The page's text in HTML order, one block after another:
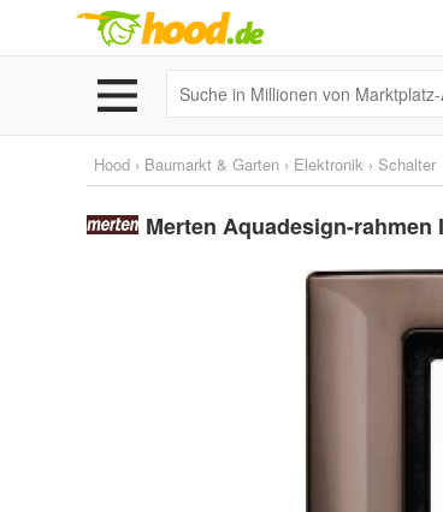
Hood › Baumarkt & Garten › Elektronik › Schalter
Merten Aquadesign-rahmen